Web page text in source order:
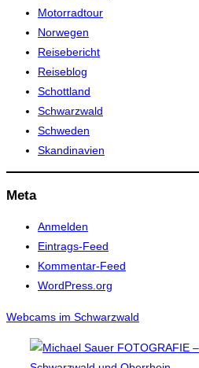
Motorradtour
Norwegen
Reisebericht
Reiseblog
Schottland
Schwarzwald
Schweden
Skandinavien
Meta
Anmelden
Eintrags-Feed
Kommentar-Feed
WordPress.org
Webcams im Schwarzwald